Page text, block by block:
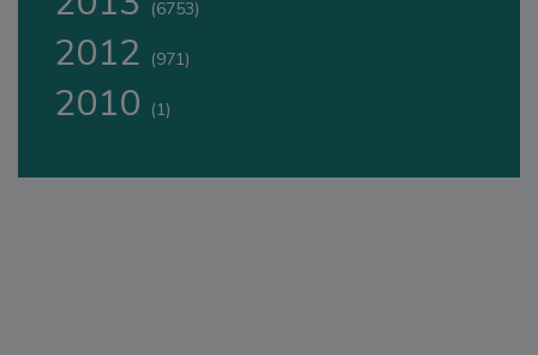
(6753)
2012 (971)
2010 (1)